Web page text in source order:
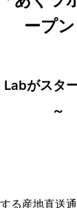
ープン
がスタ
～
る産地直送通